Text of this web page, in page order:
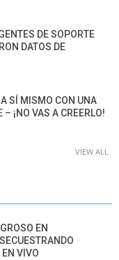
DE SOPORTE
DATOS DE
A SÍ MISMO CON UNA
– ¡NO VAS A CREERLO!
VIEW ALL
EN
VIVO